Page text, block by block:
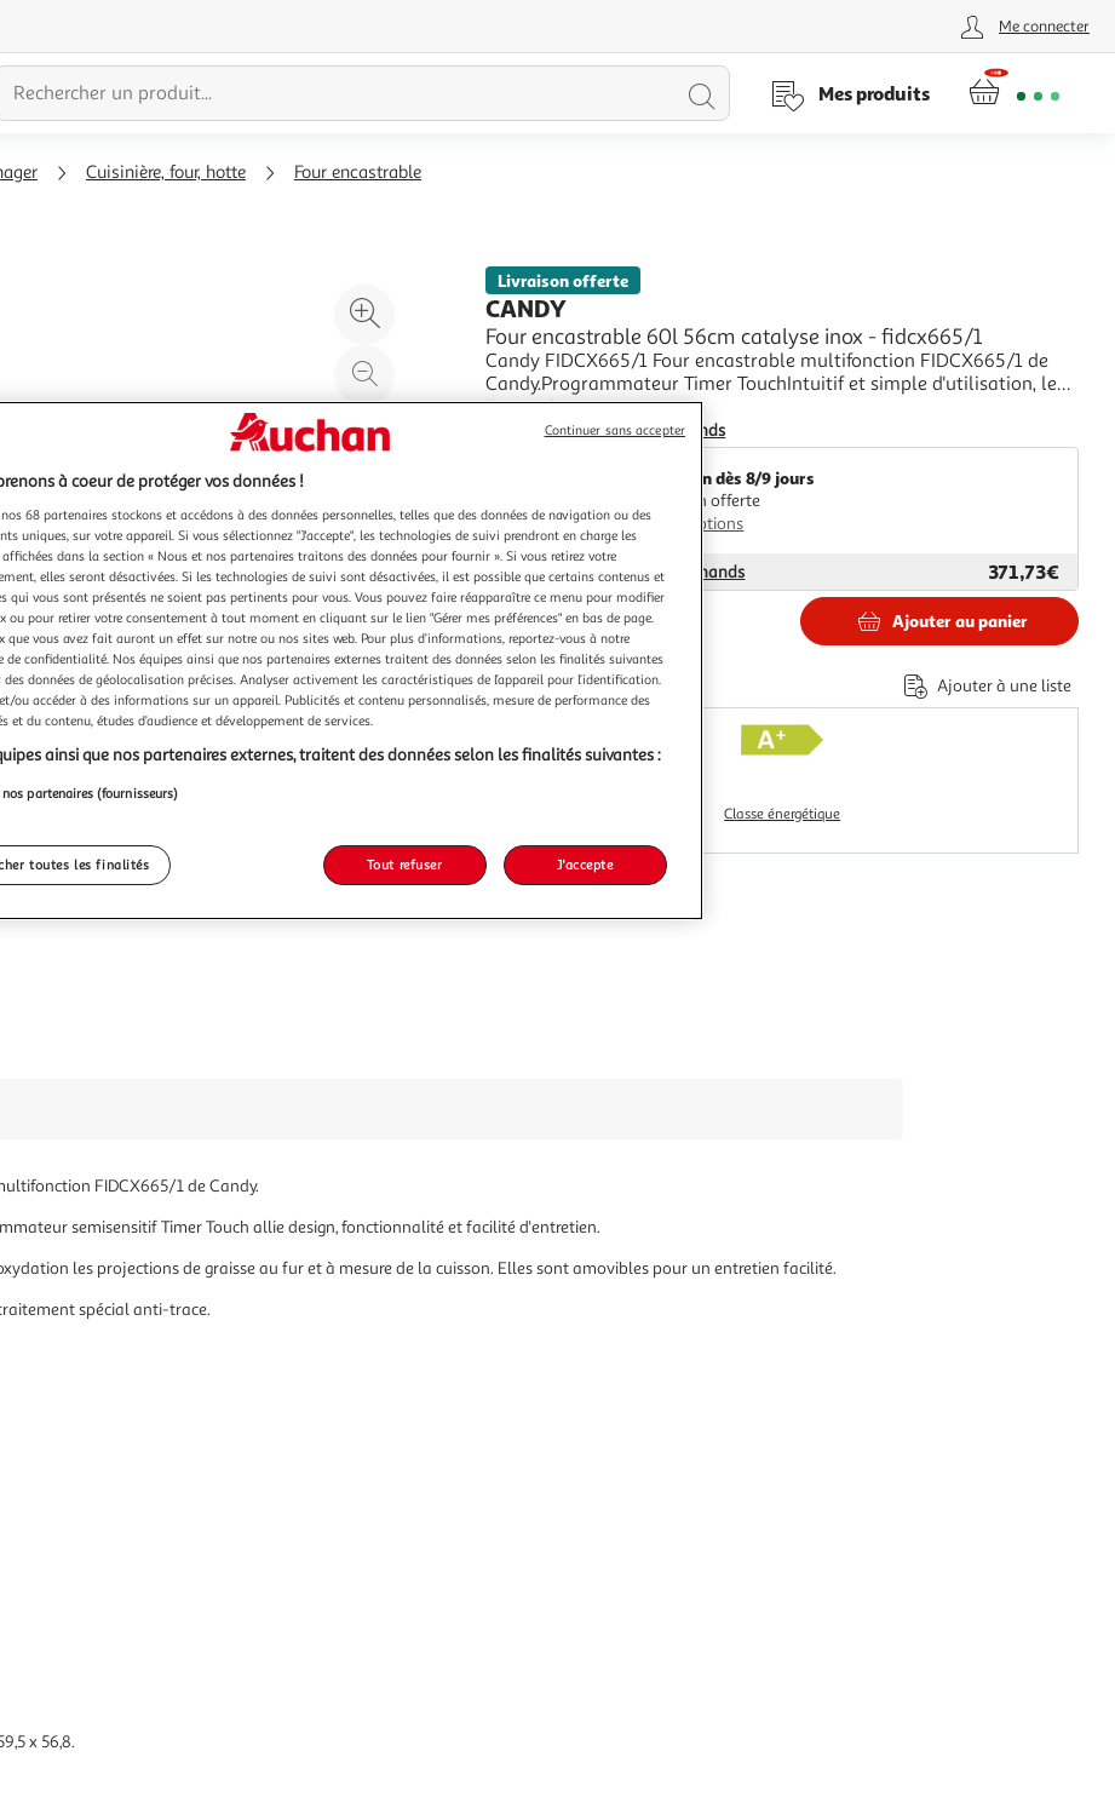
Me connecter
Lancer
Mes produits
Cuisinière, four, hotte Four encastrable
Agrandir
l'illustration
200%
l'illustration
à
100
Partager
le
Livraison offerte
CANDY
Four encastrable 60l 56cm catalyse inox - fidcx665/1
Candy FIDCX665/1 Four encastrable multifonction FIDCX665/1 de
Candy.Programmateur Timer TouchIntuitif et simple d'utilisation, le
programmateur semisensitif Timer Touch allie design, fonctionnalité
et facilité d'entretien.CatalyseLes parois catalytiques détruisent par
oxydation les projections de gr
En savoir +
Vendu parNouveaux Marchands
Livraison dès 8/9 jours
Livraison offerte
Plus d'options
Vendu parNouveaux Marchands 371,73€
371,73€
dont 14,64€ d'éco-part.
Ajouter au panier
Ajouter à une liste
Classe énergétique
FIDCX665/1 de Candy.
semisensitif Timer Touch allie design, fonctionnalité et facilité d'entretien.
les projections de graisse au fur et à mesure de la cuisson. Elles sont amovibles pour un entretien facilité.
spécial anti-trace.
x 56,8.
à coeur de protéger vos données !
68 partenaires stockons et accédons à des données personnelles, telles que des données de navigation ou des
uniques, sur votre appareil. Si vous sélectionnez "J'accepte", les technologies de suivi prendront en charge les
dans la section « Nous et nos partenaires traitons des données pour fournir ». Si vous retirez votre
elles seront désactivées. Si les technologies de suivi sont désactivées, il est possible que certains contenus et
qui vous sont présentés ne soient pas pertinents pour vous. Vous pouvez faire réapparaître ce menu pour modifier
ou pour retirer votre consentement à tout moment en cliquant sur le lien "Gérer mes préférences" en bas de page.
que vous avez fait auront un effet sur notre ou nos sites web. Pour plus d’informations, reportez-vous à notre
de confidentialité. Nos équipes ainsi que nos partenaires externes traitent des données selon les finalités suivantes
données de géolocalisation précises. Analyser activement les caractéristiques de l’appareil pour l’identification.
ou accéder à des informations sur un appareil. Publicités et contenu personnalisés, mesure de performance des
et du contenu, études d’audience et développement de services.
ainsi que nos partenaires externes, traitent des données selon les finalités suivantes :
nos partenaires (fournisseurs)
toutes les finalités Tout refuser J'accepte
Continuer sans accepter